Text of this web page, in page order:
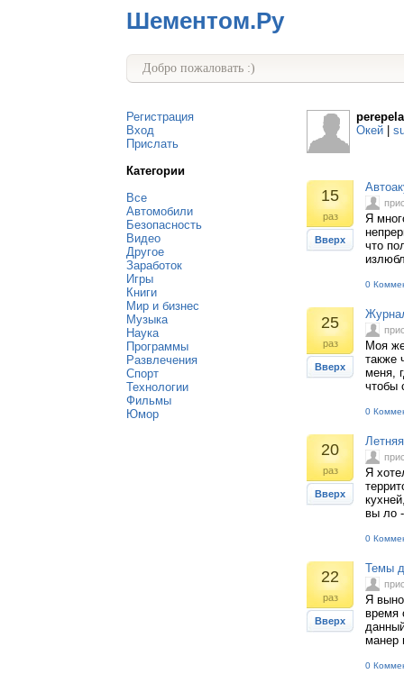
Шементом.Ру
Добро пожаловать :)
Регистрация
Вход
Прислать
Категории
Все
Автомобили
Безопасность
Видео
Другое
Заработок
Игры
Книги
Мир и бизнес
Музыка
Наука
Программы
Развлечения
Спорт
Технологии
Фильмы
Юмор
Окей
15
раз
Вверх
Я
что
0
25
раз
Вверх
Моя
также
меня,
чтобы
0
20
раз
Вверх
Я
вы ло
0
22
раз
Вверх
Темы
Я выно
время
манер
0